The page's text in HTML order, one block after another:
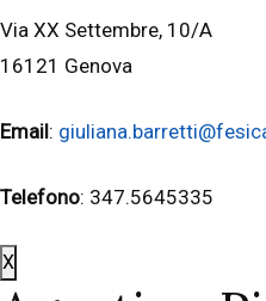
Via XX Settembre, 10/A
16121 Genova
Email:
Telefono: 347.5645335
X